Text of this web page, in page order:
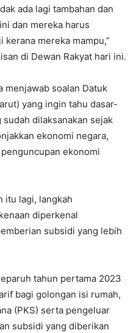
ada lagi tambahan dan
dan mereka harus
mereka mampu,”
di Dewan Rakyat hari ini.
menjawab soalan Datuk
yang ingin tahu dasar-
dilaksanakan sejak
ekonomi negara,
ekonomi
itu lagi, langkah
diperkenal
subsidi yang lebih
tahun pertama 2023
bagi golongan isi rumah,
(PKS) serta pengeluar
subsidi yang diberikan